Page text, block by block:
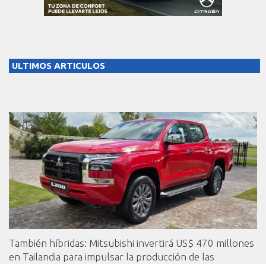
ULTIMOS ARTICULOS
También híbridas: Mitsubishi invertirá US$ 470 millones
en Tailandia para impulsar la producción de las